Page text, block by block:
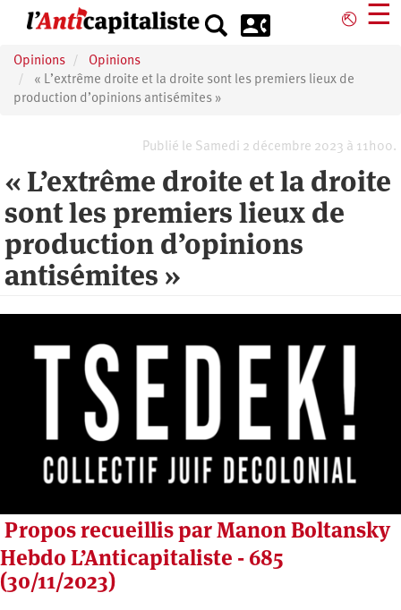
principal
⎋ ☰
Opinions
Opinions
« L’extrême droite et la droite sont les premiers lieux de
production d’opinions antisémites »
Publié le Samedi 2 décembre 2023 à 11h00.
« L’extrême droite et la droite
sont les premiers lieux de
production d’opinions
antisémites »
Propos recueillis par Manon Boltansky
Hebdo L’Anticapitaliste - 685
(30/11/2023)